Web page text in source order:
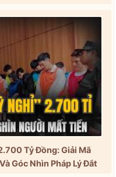
Tỷ Đồng: Giải Mã
Góc Nhìn Pháp Lý Đắt